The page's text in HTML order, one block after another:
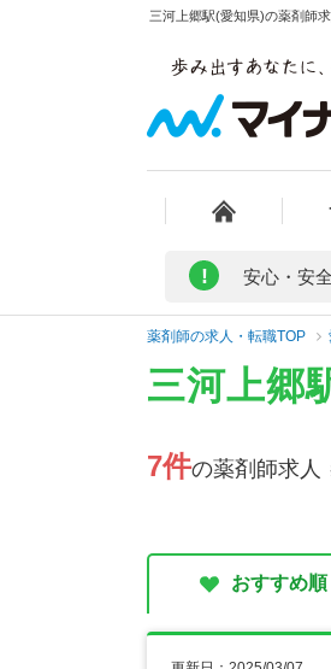
三河上郷駅(愛知県)の薬剤師
! 安心・安
薬剤師の求人・転職TOP
三河上郷
7件の薬剤師求人
おすすめ順